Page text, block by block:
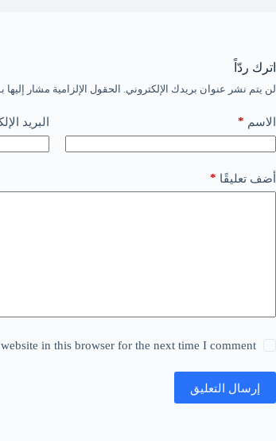
اترك ردّاً
لن يتم نشر عنوان بريدك الإلكتروني. الحقول الإلزامية مشار إليها
الاسم * البريد
أضف تعليقًا *
in this browser for the next time I comment.
إرسال التعليق